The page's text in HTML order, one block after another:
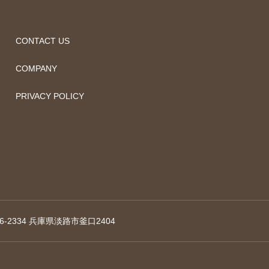
CONTACT US
COMPANY
PRIVACY POLICY
兵庫県淡路市釜口2404